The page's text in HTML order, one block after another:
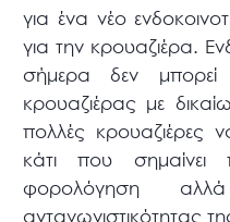
για ένα νέο
για την κρουαζιέρα.
σήμερα δεν μπορεί
κρουαζιέρας με
πολλές κρουαζιέρες
κάτι που σημαίνει
φορολόγηση
ανταγωνιστικότητας